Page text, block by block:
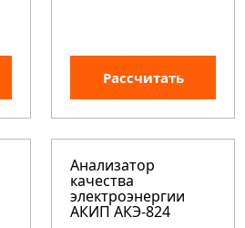
Рассчитать
Анализатор
качества
электроэнергии
АКИП АКЭ-824